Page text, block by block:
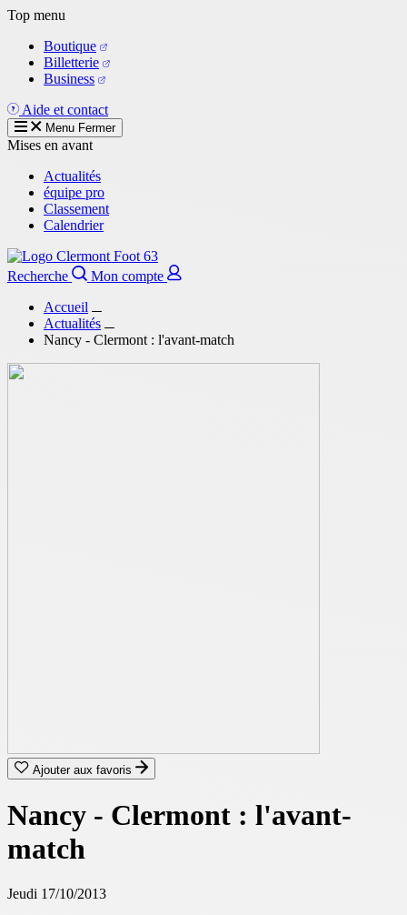
Aller
contenu
principal
Top menu
Boutique
Billetterie
Business
Aide et contact
Menu Fermer
Mises en avant
Actualités
équipe pro
Classement
Calendrier
Recherche
Mon compte
Accueil
Actualités
Nancy - Clermont : l'avant-match
Ajouter aux favoris
Nancy - Clermont : l'avant-
match
Jeudi 17/10/2013